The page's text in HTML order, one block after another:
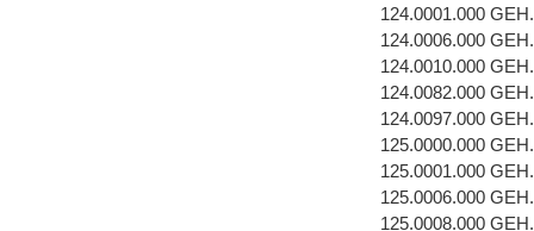
124.0001.000
124.0006.000
124.0010.000
124.0082.000
124.0097.000
125.0000.000
125.0001.000
125.0006.000
125.0008.000